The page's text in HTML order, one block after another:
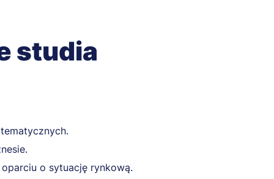
studia
o sytuację rynkową.